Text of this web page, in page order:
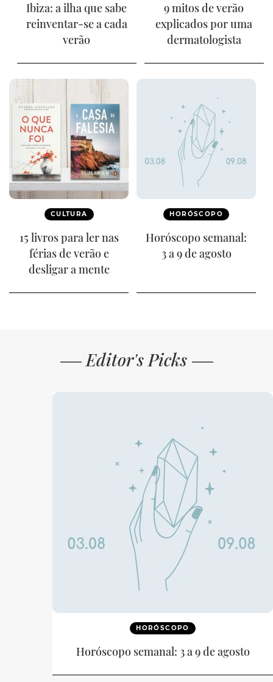
Ibiza: a ilha que sabe
reinventar-se a cada
verão
9 mitos de verão
explicados por uma
dermatologista
CULTURA
15 livros para ler nas
férias de verão e
desligar a mente
HORÓSCOPO
Horóscopo semanal:
3 a 9 de agosto
Editor's Picks
HORÓSCOPO
Horóscopo semanal: 3 a 9 de agosto